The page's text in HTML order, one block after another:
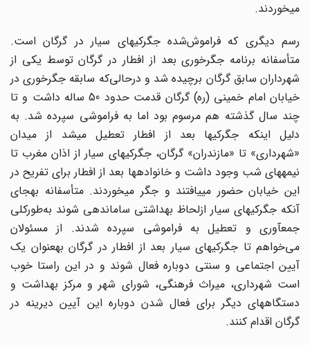
رسم دیگری که فراموش‌شده جگرکی‎های سیار در گرگان است.
متأسفانه برنامه جگرخوری بعد از افطار در گرگان توسط یکی از
شهرداران سابق گرگان برچیده شد و درحالی‌که سابقه جگرخوری در
خیابان امام خمینی (ره) گرگان قدمت حدود 50 ساله داشت و تا
چند سال گذشته هم مرسوم بود اما به فراموشی سپرده شد. به
دلیل اینکه جگرکی‎ها بعد از افطار تعطیل می‎شد از میدان
«شهرداری» تا «مازندران» گرگان، جگرکی‎های سیار از اذان مغرب تا
نیمه‎های شب وجود داشت و خانواده‎ها بعد از افطار برای تفریح در
این خیابان حضور می‎یافتند و جگر می‎خوردند. متأسفانه به‎جای
آنکه جگرکی‎های سیار ازلحاظ بهداشتی ساماندهی شوند به‌طورکلی
جمع‎آوری و تعطیل به فراموشی سپرده شدند. از مسئولان
می‌خواهم تا جگرکی‎های سیار بعد از افطار در گرگان به‎عنوان یک
آیین اجتماعی و سنتی دوباره فعال شوند و در این راستا خوب
است شهرداری، میراث فرهنگی، شورای شهر و مرکز بهداشت و
دستگاه‎های دیگر برای فعال شدن دوباره این آیین دیرینه در
گرگان اقدام کنند.